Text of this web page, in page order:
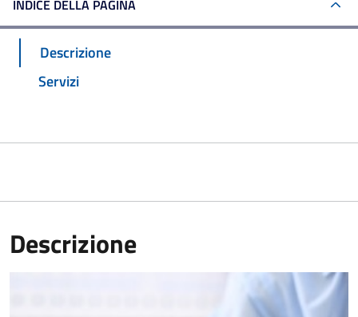
INDICE DELLA PAGINA
Descrizione
Servizi
Descrizione